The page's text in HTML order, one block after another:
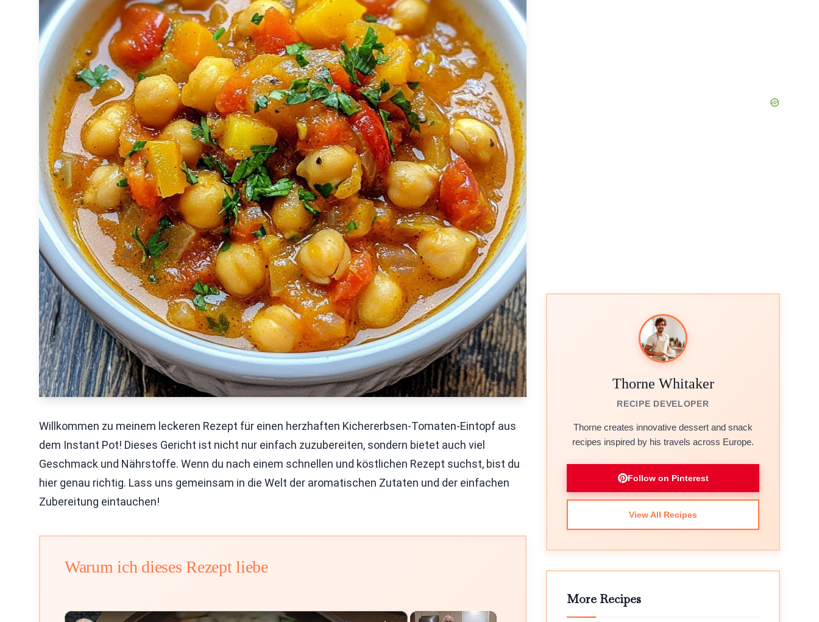
Willkommen zu meinem leckeren Rezept für einen herzhaften Kichererbsen-Tomaten-Eintopf aus
dem Instant Pot! Dieses Gericht ist nicht nur einfach zuzubereiten, sondern bietet auch viel
Geschmack und Nährstoffe. Wenn du nach einem schnellen und köstlichen Rezept suchst, bist du
hier genau richtig. Lass uns gemeinsam in die Welt der aromatischen Zutaten und der einfachen
Zubereitung eintauchen!
Warum ich dieses Rezept liebe
×
×
Thorne Whitaker
RECIPE DEVELOPER
Thorne creates innovative dessert and snack
recipes inspired by his travels across Europe.
Follow on Pinterest
View All Recipes
More Recipes